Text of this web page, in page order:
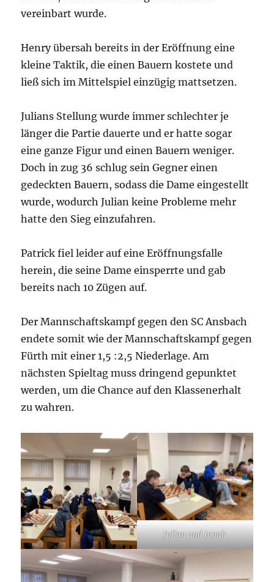
vereinbart wurde.
Henry übersah bereits in der Eröffnung eine
kleine Taktik, die einen Bauern kostete und
ließ sich im Mittelspiel einzügig mattsetzen.
Julians Stellung wurde immer schlechter je
länger die Partie dauerte und er hatte sogar
eine ganze Figur und einen Bauern weniger.
Doch in zug 36 schlug sein Gegner einen
gedeckten Bauern, sodass die Dame eingestellt
wurde, wodurch Julian keine Probleme mehr
hatte den Sieg einzufahren.
Patrick fiel leider auf eine Eröffnungsfalle
herein, die seine Dame einsperrte und gab
bereits nach 10 Zügen auf.
Der Mannschaftskampf gegen den SC Ansbach
endete somit wie der Mannschaftskampf gegen
Fürth mit einer 1,5 :2,5 Niederlage. Am
nächsten Spieltag muss dringend gepunktet
werden, um die Chance auf den Klassenerhalt
zu wahren.
Julian und Jonah